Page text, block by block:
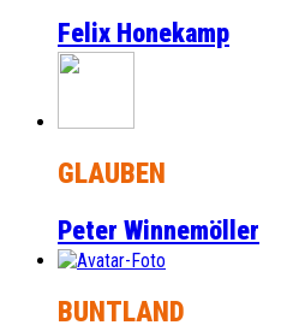
Felix Honekamp
GLAUBEN
Peter Winnemöller
BUNTLAND